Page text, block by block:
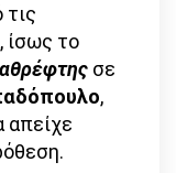
ίσως το
σε
,
απείχε